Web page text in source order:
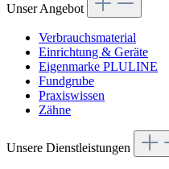
Unser Angebot
Verbrauchsmaterial
Einrichtung & Geräte
Eigenmarke PLULINE
Fundgrube
Praxiswissen
Zähne
Unsere Dienstleistungen